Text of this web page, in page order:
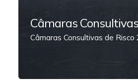
Câmaras
Câmaras Consultivas de Risco